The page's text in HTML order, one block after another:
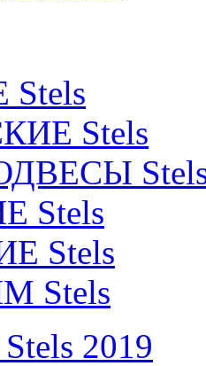
Stels
Stels
Stels
Stels
2019